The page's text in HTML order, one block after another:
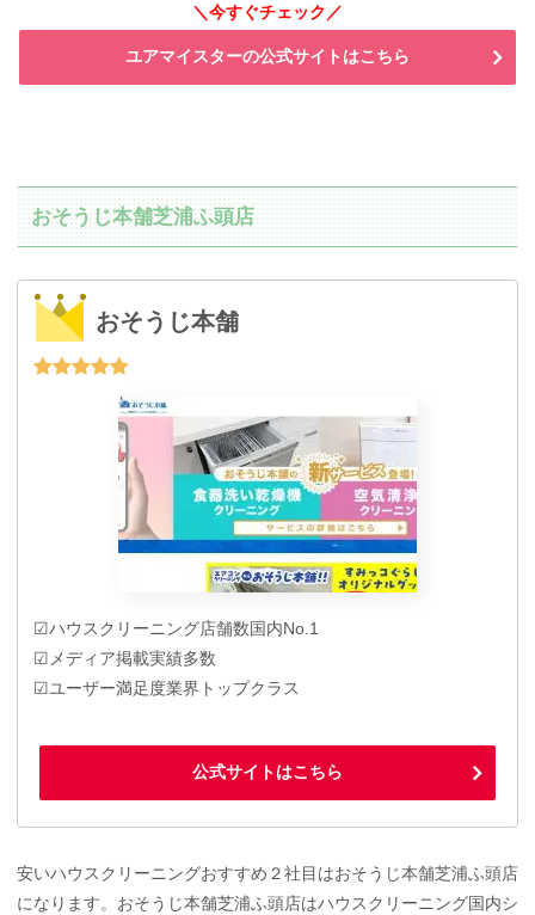
＼今すぐチェック／
ユアマイスターの公式サイトはこちら
おそうじ本舗芝浦ふ頭店
おそうじ本舗
☑ハウスクリーニング店舗数国内No.1
☑メディア掲載実績多数
☑ユーザー満足度業界トップクラス
公式サイトはこちら
安いハウスクリーニングおすすめ２社目はおそうじ本舗芝浦ふ頭店
になります。おそうじ本舗芝浦ふ頭店はハウスクリーニング国内シ